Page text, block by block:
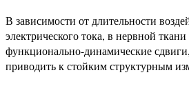
В зависимости от длительности
электрического тока, в нервной
функционально-динамические
приводить к стойким структурным